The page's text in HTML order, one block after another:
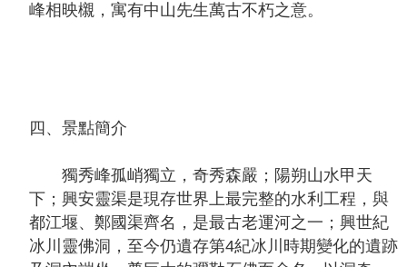
峰相映櫬，寓有中山先生萬古不朽之意。
四、景點簡介
獨秀峰孤峭獨立，奇秀森嚴；陽朔山水甲天
下；興安靈渠是現存世界上最完整的水利工程，與
都江堰、鄭國渠齊名，是最古老運河之一；興世紀
冰川靈佛洞，至今仍遺存第4紀冰川時期變化的遺跡